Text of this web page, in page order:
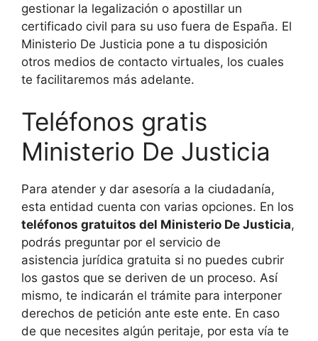
gestionar la legalización o apostillar un
certificado civil para su uso fuera de España. El
Ministerio De Justicia pone a tu disposición
otros medios de contacto virtuales, los cuales
te facilitaremos más adelante.
Teléfonos gratis
Ministerio De Justicia
Para atender y dar asesoría a la ciudadanía,
esta entidad cuenta con varias opciones. En los
teléfonos gratuitos del Ministerio De Justicia,
podrás preguntar por el servicio de
asistencia jurídica gratuita si no puedes cubrir
los gastos que se deriven de un proceso. Así
mismo, te indicarán el trámite para interponer
derechos de petición ante este ente. En caso
de que necesites algún peritaje, por esta vía te